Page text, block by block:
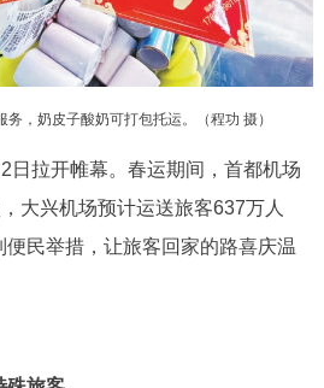
专题公开
法人服务 部门服务
，奶皮子酸奶可打包托运。（程功 摄）
拉开帷幕。春运期间，首都机场
大兴机场预计运送旅客637万人
民举措，让旅客回家的路喜庆温